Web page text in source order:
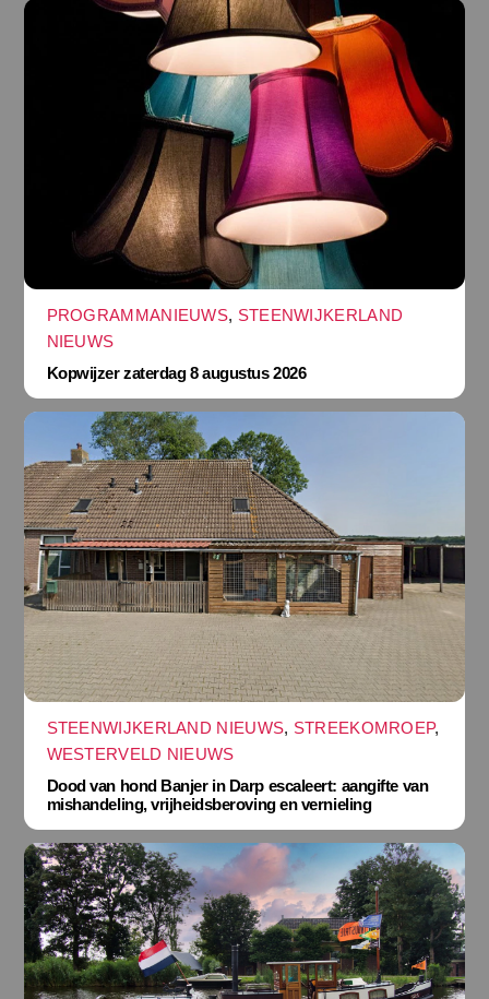
PROGRAMMANIEUWS, STEENWIJKERLAND
NIEUWS
Kopwijzer zaterdag 8 augustus 2026
STEENWIJKERLAND NIEUWS, STREEKOMROEP,
WESTERVELD NIEUWS
Dood van hond Banjer in Darp escaleert: aangifte van
mishandeling, vrijheidsberoving en vernieling